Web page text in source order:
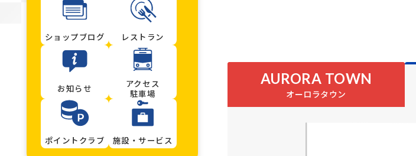
ショップブログ レストラン
お知らせ
アクセス
駐車場
ポイントクラブ 施設・サービス
AURORA TOWN
オーロラタウン